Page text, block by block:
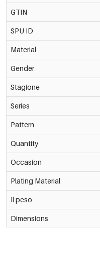
GTIN
SPU ID
Material
Gender
Stagione
Series
Pattern
Quantity
Occasion
Plating Material
Il peso
Dimensions